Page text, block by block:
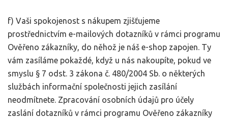
f) Vaši spokojenost s nákupem zjišťujeme
prostřednictvím e-mailových dotazníků v rámci programu
Ověřeno zákazníky, do něhož je náš e-shop zapojen. Ty
vám zasíláme pokaždé, když u nás nakoupíte, pokud ve
smyslu § 7 odst. 3 zákona č. 480/2004 Sb. o některých
službách informační společnosti jejich zasílání
neodmítnete. Zpracování osobních údajů pro účely
zaslání dotazníků v rámci programu Ověřeno zákazníky